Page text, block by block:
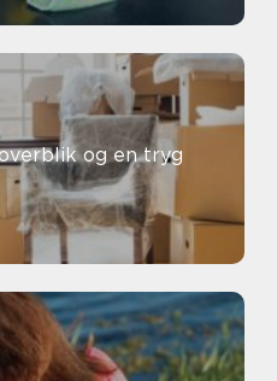
og en tryg